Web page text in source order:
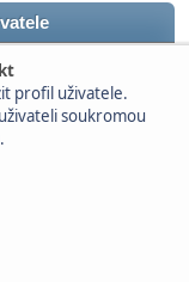
profil uživatele.
soukromou